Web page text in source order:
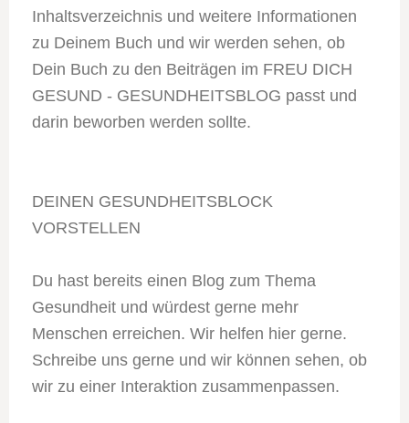
Inhaltsverzeichnis und weitere Informationen
zu Deinem Buch und wir werden sehen, ob
Dein Buch zu den Beiträgen im FREU DICH
GESUND - GESUNDHEITSBLOG passt und
darin beworben werden sollte.
DEINEN GESUNDHEITSBLOCK
VORSTELLEN
Du hast bereits einen Blog zum Thema
Gesundheit und würdest gerne mehr
Menschen erreichen. Wir helfen hier gerne.
Schreibe uns gerne und wir können sehen, ob
wir zu einer Interaktion zusammenpassen.